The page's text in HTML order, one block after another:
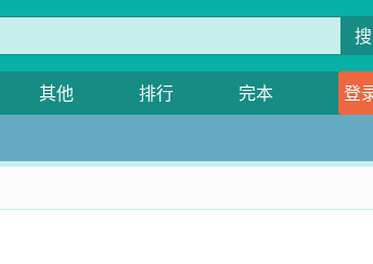
其他 排行 完本 登